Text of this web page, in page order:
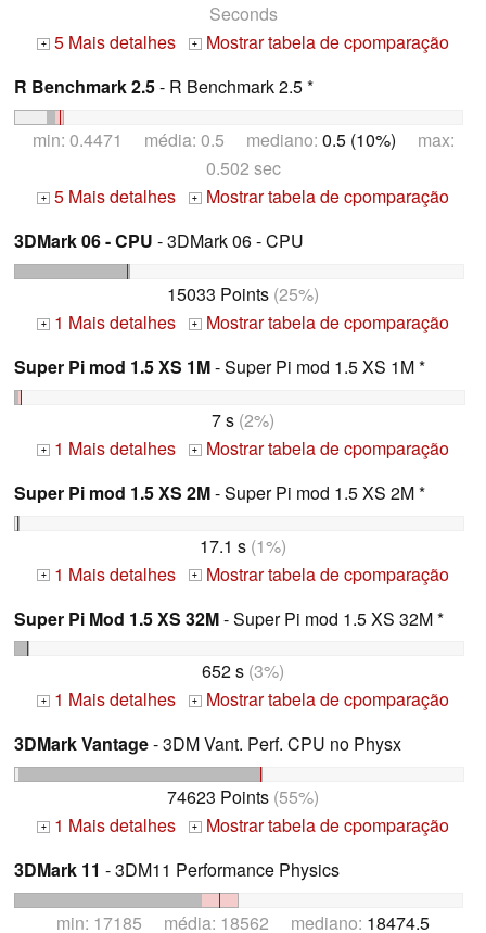
Seconds
+ 5 Mais detalhes + Mostrar tabela de cpomparação
R Benchmark 2.5- R Benchmark 2.5 *
min: 0.4471 média: 0.5 mediano: 0.5 (10%) max:
0.502 sec
+ 5 Mais detalhes + Mostrar tabela de cpomparação
3DMark 06 - CPU - 3DMark 06 - CPU
15033 Points (25%)
+ 1 Mais detalhes + Mostrar tabela de cpomparação
Super Pi mod 1.5 XS 1M- Super Pi mod 1.5 XS 1M *
7 s (2%)
+ 1 Mais detalhes + Mostrar tabela de cpomparação
Super Pi mod 1.5 XS 2M- Super Pi mod 1.5 XS 2M *
17.1 s (1%)
+ 1 Mais detalhes + Mostrar tabela de cpomparação
Super Pi Mod 1.5 XS 32M- Super Pi mod 1.5 XS 32M *
652 s (3%)
+ 1 Mais detalhes + Mostrar tabela de cpomparação
3DMark Vantage- 3DM Vant. Perf. CPU no Physx
74623 Points (55%)
+ 1 Mais detalhes + Mostrar tabela de cpomparação
3DMark 11 - 3DM11 Performance Physics
min: 17185 média: 18562 mediano: 18474.5